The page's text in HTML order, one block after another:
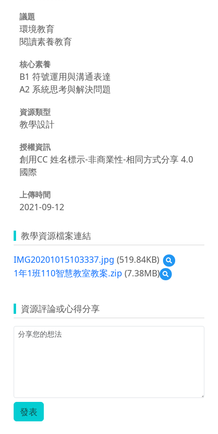
議題
環境教育
閱讀素養教育
核心素養
B1 符號運用與溝通表達
A2 系統思考與解決問題
資源類型
教學設計
授權資訊
創用CC 姓名標示-非商業性-相同方式分享 4.0
國際
上傳時間
2021-09-12
教學資源檔案連結
IMG20201015103337.jpg (519.84KB)
預
覽
1年1班110智慧教室教案.zip (7.38MB)
預
覽
班
110
資源評論或心得分享
發表